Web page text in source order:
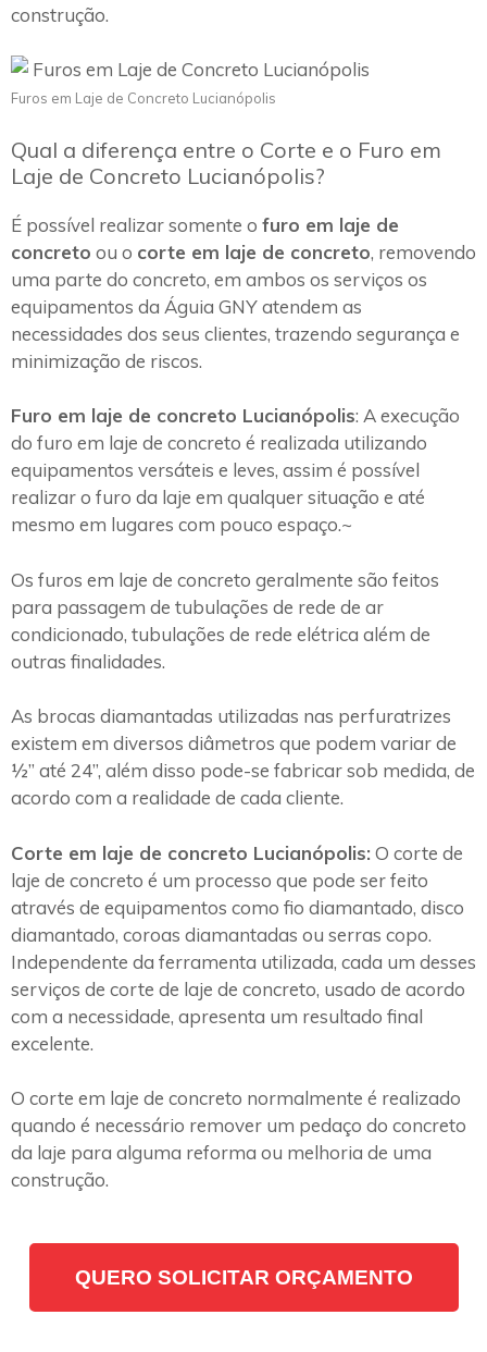
construção.
Furos em Laje de Concreto Lucianópolis
Qual a diferença entre o Corte e o Furo em
Laje de Concreto Lucianópolis?
É possível realizar somente o furo em laje de
concreto ou o corte em laje de concreto, removendo
uma parte do concreto, em ambos os serviços os
equipamentos da Águia GNY atendem as
necessidades dos seus clientes, trazendo segurança e
minimização de riscos.
Furo em laje de concreto Lucianópolis: A execução
do furo em laje de concreto é realizada utilizando
equipamentos versáteis e leves, assim é possível
realizar o furo da laje em qualquer situação e até
mesmo em lugares com pouco espaço.~
Os furos em laje de concreto geralmente são feitos
para passagem de tubulações de rede de ar
condicionado, tubulações de rede elétrica além de
outras finalidades.
As brocas diamantadas utilizadas nas perfuratrizes
existem em diversos diâmetros que podem variar de
½” até 24”, além disso pode-se fabricar sob medida, de
acordo com a realidade de cada cliente.
Corte em laje de concreto Lucianópolis: O corte de
laje de concreto é um processo que pode ser feito
através de equipamentos como fio diamantado, disco
diamantado, coroas diamantadas ou serras copo.
Independente da ferramenta utilizada, cada um desses
serviços de corte de laje de concreto, usado de acordo
com a necessidade, apresenta um resultado final
excelente.
O corte em laje de concreto normalmente é realizado
quando é necessário remover um pedaço do concreto
da laje para alguma reforma ou melhoria de uma
construção.
QUERO SOLICITAR ORÇAMENTO